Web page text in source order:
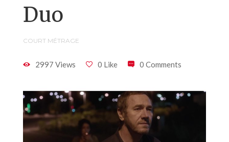
Duo
COURT MÉTRAGE
2997 Views 0 Like 0 Comments